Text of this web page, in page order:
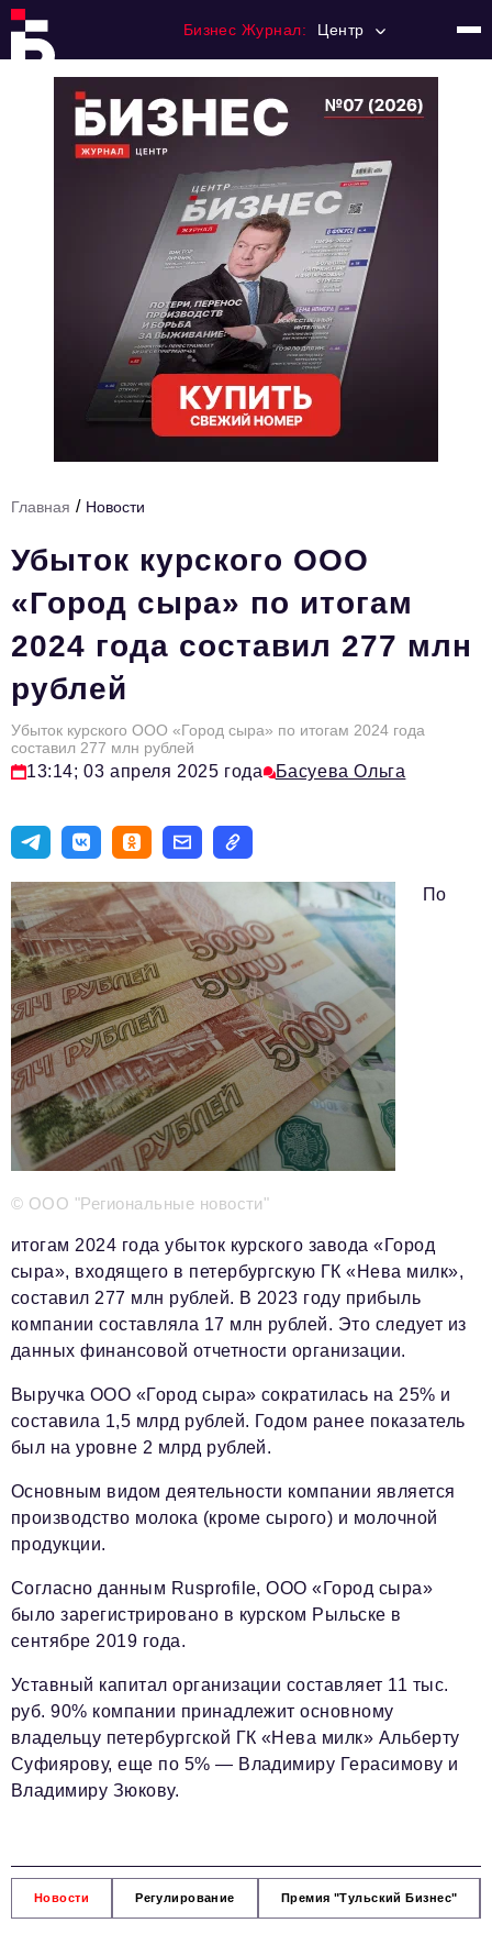
Бизнес Журнал: Центр
Регулирование
Премия "Тульский Бизнес"
История тульского предпринимательства
Тема номера
HR
Персона номера
Инфраструктура развития
Технологии и тренды
Туризм
Мероприятия
Авторские материалы
Видео
Телефон редакции:+7 495 727-01-67
Электронные почты редакции:
Информационный отдел
info@business-magazine.online
Отдел рекламы
reklama@business-magazine.online
Отдел распространения/редакционная подписка
podpiska@business-magazine.online
partner@business-magazine.online
Главная / Новости
Убыток курского ООО
«Город сыра» по итогам
2024 года составил 277 млн
рублей
Убыток курского ООО «Город сыра» по итогам 2024 года
составил 277 млн рублей
13:14; 03 апреля 2025 года Басуева Ольга
© ООО "Региональные новости"
По
итогам 2024 года убыток курского завода «Город
сыра», входящего в петербургскую ГК «Нева милк»,
составил 277 млн рублей. В 2023 году прибыль
компании составляла 17 млн рублей. Это следует из
данных финансовой отчетности организации.
Выручка ООО «Город сыра» сократилась на 25% и
составила 1,5 млрд рублей. Годом ранее показатель
был на уровне 2 млрд рублей.
Основным видом деятельности компании является
производство молока (кроме сырого) и молочной
продукции.
Согласно данным Rusprofile, ООО «Город сыра»
было зарегистрировано в курском Рыльске в
сентябре 2019 года.
Уставный капитал организации составляет 11 тыс.
руб. 90% компании принадлежит основному
владельцу петербургской ГК «Нева милк» Альберту
Суфиярову, еще по 5% — Владимиру Герасимову и
Владимиру Зюкову.
Новости Регулирование Премия "Тульский Бизнес"